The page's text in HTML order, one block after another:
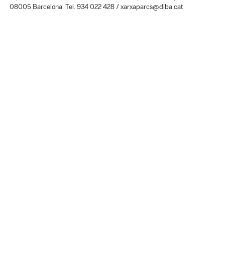
08005 Barcelona. Tel. 934 022 428 / xarxaparcs@diba.cat